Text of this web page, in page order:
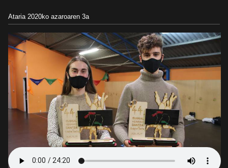
Ataria 2020ko azaroaren 3a